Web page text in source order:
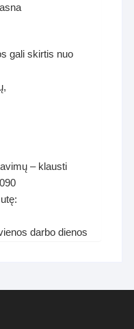
gali skirtis nuo
– klausti
darbo dienos